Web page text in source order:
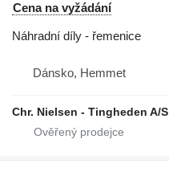
Cena na vyžádání
Náhradní díly - řemenice
Dánsko, Hemmet
Chr. Nielsen - Tingheden A/S